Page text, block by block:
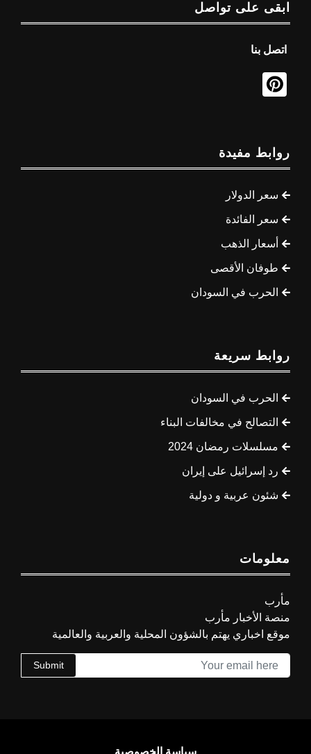
ابقى على تواصل
اتصل بنا
روابط مفيدة
سعر الدولار
سعر الفائدة
أسعار الذهب
طوفان الأقصى
الحرب في السودان
روابط سريعة
الحرب في السودان
التصالح في مخالفات البناء
مسلسلات رمضان 2024
رد إسرائيل على إيران
شئون عربية و دولية
معلومات
مأرب
منصة الأخبار مأرب
موقع اخباري يهتم بالشؤون المحلية والعربية والعالمية
Submit